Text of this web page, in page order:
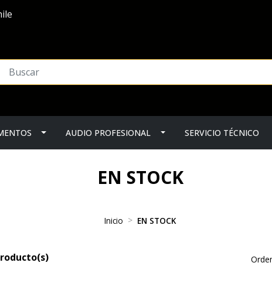
AUDIO PROFESIONAL SERVICIO TÉCNICO
EN STOCK
Inicio EN STOCK